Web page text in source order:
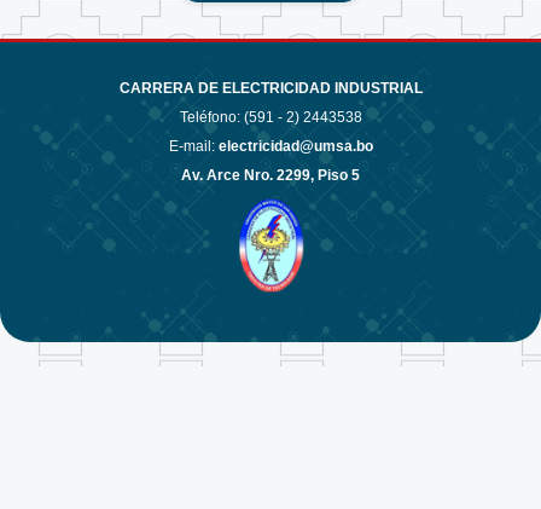
CARRERA DE ELECTRICIDAD INDUSTRIAL
Teléfono: (591 - 2) 2443538
E-mail: electricidad@umsa.bo
Av. Arce Nro. 2299, Piso 5